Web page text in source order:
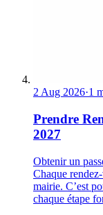
2 Aug 2026·1
Prendre
2027
Obtenir un
Chaque
mairie. C’est
chaque étape